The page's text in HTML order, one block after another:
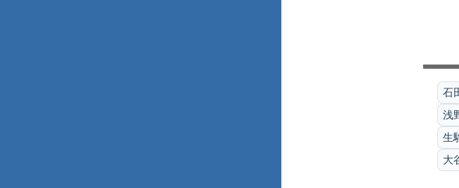
石
浅
生
大